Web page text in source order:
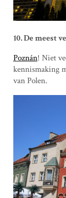
10. De meest
Poznán! Niet
kennismaking
van Polen.